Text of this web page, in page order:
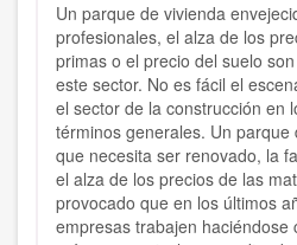
Un parque de vivienda
profesionales, el alza de los
primas o el precio del suelo
este sector. No es fácil el
el sector de la construcción en
términos generales. Un parque
que necesita ser renovado, la
el alza de los precios de las
provocado que en los últimos
empresas trabajen haciéndose